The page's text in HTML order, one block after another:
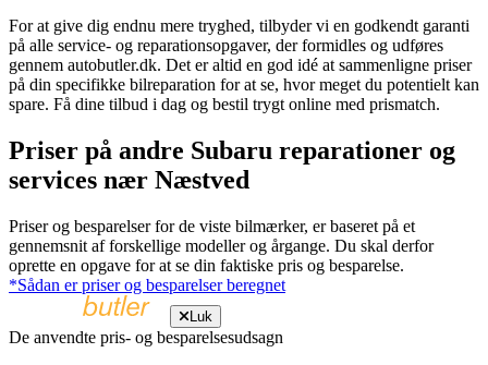
For at give dig endnu mere tryghed, tilbyder vi en godkendt garanti
på alle service- og reparationsopgaver, der formidles og udføres
gennem autobutler.dk. Det er altid en god idé at sammenligne priser
på din specifikke bilreparation for at se, hvor meget du potentielt kan
spare. Få dine tilbud i dag og bestil trygt online med prismatch.
Priser på andre Subaru reparationer og
services nær Næstved
Priser og besparelser for de viste bilmærker, er baseret på et
gennemsnit af forskellige modeller og årgange. Du skal derfor
oprette en opgave for at se din faktiske pris og besparelse.
*Sådan er priser og besparelser beregnet
Luk
De anvendte pris- og besparelsesudsagn